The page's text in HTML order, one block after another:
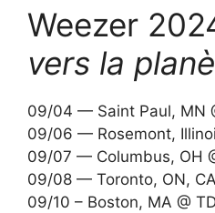
Weezer
vers la
09/04 — Saint Paul, MN
09/06 — Rosemont,
09/07 — Columbus, OH
09/08 — Toronto, ON,
09/10 – Boston, MA @